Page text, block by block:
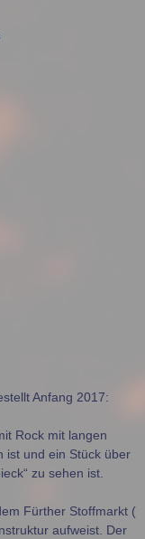
Anfang 2017:
Rock mit langen
ist und ein Stück über
zu sehen ist.
Fürther Stoffmarkt (
aufweist. Der